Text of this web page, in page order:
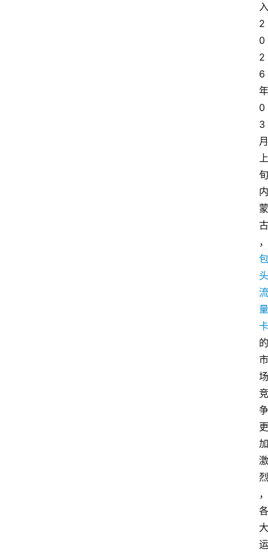
入
2
0
2
6
年
0
3
月
上
旬
内
蒙
古
，
包
头
流
量
卡
的
市
场
竞
争
更
加
激
烈
，
各
大
运